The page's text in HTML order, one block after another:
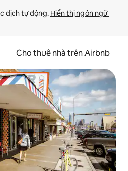
dịch tự động. Hiển thị ngôn ngữ
Cho thuê nhà trên Airbnb